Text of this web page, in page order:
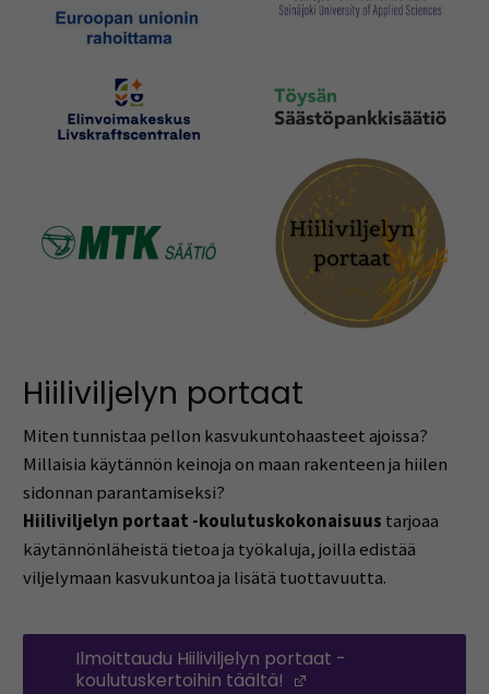
Hiiliviljelyn portaat
Miten tunnistaa pellon kasvukuntohaasteet ajoissa?
Millaisia käytännön keinoja on maan rakenteen ja hiilen
sidonnan parantamiseksi?
Hiiliviljelyn portaat -koulutuskokonaisuus tarjoaa
käytännönläheistä tietoa ja työkaluja, joilla edistää
viljelymaan kasvukuntoa ja lisätä tuottavuutta.
Ilmoittaudu Hiiliviljelyn portaat -
koulutuskertoihin täältä!